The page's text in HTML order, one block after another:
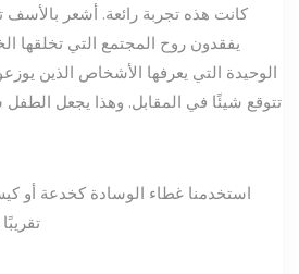
كانت هذه تجربة رائعة. أشعر بالأسف
يفقدون روح المجتمع التي تخلقها
الوحيدة التي يعرفها الأشخاص الذين
تتوقع شيئًا في المقابل. وهذا يجعل
استخدمنا غطاء الوسادة كخدعة